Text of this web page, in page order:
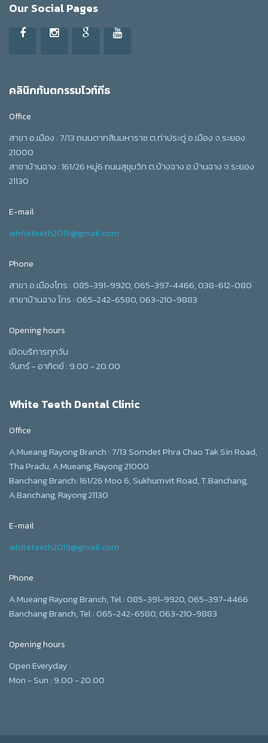
Our Social Pages
คลินิกทันตกรรมไวท์ทีธ
Office
สาขา อ.เมือง : 7/13 ถนนตากสินมหาราช ต.ท่าประดู่ อ.เมือง จ.ระยอง
21000
สาขาบ้านฉาง : 161/26 หมู่6 ถนนสุขุมวิท ต.บ้างฉาง อ.บ้านฉาง จ.ระยอง
21130
E-mail
whiteteeth2019@gmail.com
Phone
สาขา อ.เมืองโทร : 085-391-9920, 065-397-4466, 038-612-080
สาขาบ้านฉาง โทร : 065-242-6580, 063-210-9883
Opening hours
เปิดบริการทุกวัน
จันทร์ - อาทิตย์ : 9.00 - 20.00
White Teeth Dental Clinic
Office
A.Mueang Rayong Branch : 7/13 Somdet Phra Chao Tak Sin Road,
Tha Pradu, A.Mueang, Rayong 21000
Banchang Branch: 161/26 Moo 6, Sukhumvit Road, T.Banchang,
A.Banchang, Rayong 21130
E-mail
whiteteeth2019@gmail.com
Phone
A.Mueang Rayong Branch, Tel : 085-391-9920, 065-397-4466
Banchang Branch, Tel : 065-242-6580, 063-210-9883
Opening hours
Open Everyday :
Mon - Sun : 9.00 - 20.00